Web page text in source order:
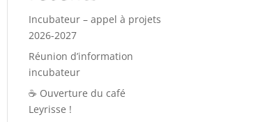
Incubateur – appel à projets
2026-2027
Réunion d’information
incubateur
☕ Ouverture du café
Leyrisse !